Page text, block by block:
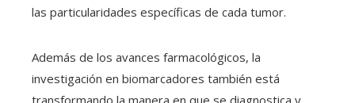
las particularidades específicas de cada tumor.
Además de los avances farmacológicos, la
investigación en biomarcadores también está